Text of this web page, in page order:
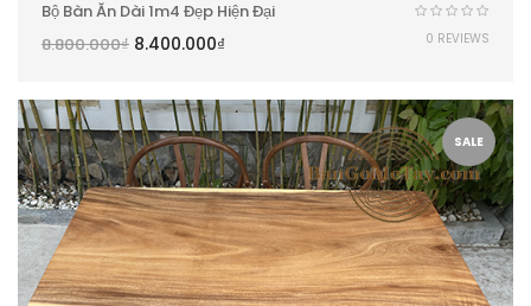
Bộ Bàn Ăn Dài 1m4 Đẹp Hiện Đại
8.800.000₫ 8.400.000₫ 0 REVIEWS
SALE